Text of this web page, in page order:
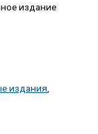
издание
издания,